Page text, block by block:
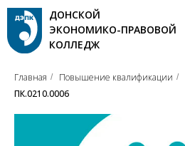
ДОНСКОЙ
ЭКОНОМИКО-ПРАВОВОЙ
КОЛЛЕДЖ
Главная / Повышение квалификации /
ПК.0210.0006